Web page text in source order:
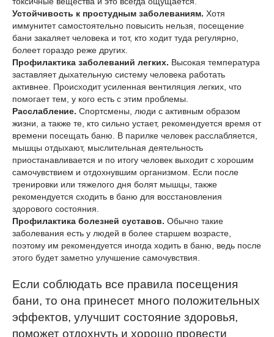
Устойчивость к простудным заболеваниям. Хотя
иммунитет самостоятельно повысить нельзя, посещение
бани закаляет человека и тот, кто ходит туда регулярно,
болеет гораздо реже других.
Профилактика заболеваний легких. Высокая температура
заставляет дыхательную систему человека работать
активнее. Происходит усиленная вентиляция легких, что
помогает тем, у кого есть с этим проблемы.
Расслабление. Спортсмены, люди с активным образом
жизни, а также те, кто сильно устает, рекомендуется время от
времени посещать баню. В парилке человек расслабляется,
мышцы отдыхают, мыслительная деятельность
приостанавливается и по итогу человек выходит с хорошим
самочувствием и отдохнувшим организмом. Если после
тренировки или тяжелого дня болят мышцы, также
рекомендуется сходить в баню для восстановления
здорового состояния.
Профилактика болезней суставов. Обычно такие
заболевания есть у людей в более старшем возрасте,
поэтому им рекомендуется иногда ходить в баню, ведь после
этого будет заметно улучшение самочувствия.
Если соблюдать все правила посещения
бани, то она принесет много положительных
эффектов, улучшит состояние здоровья,
поможет отдохнуть и хорошо провести